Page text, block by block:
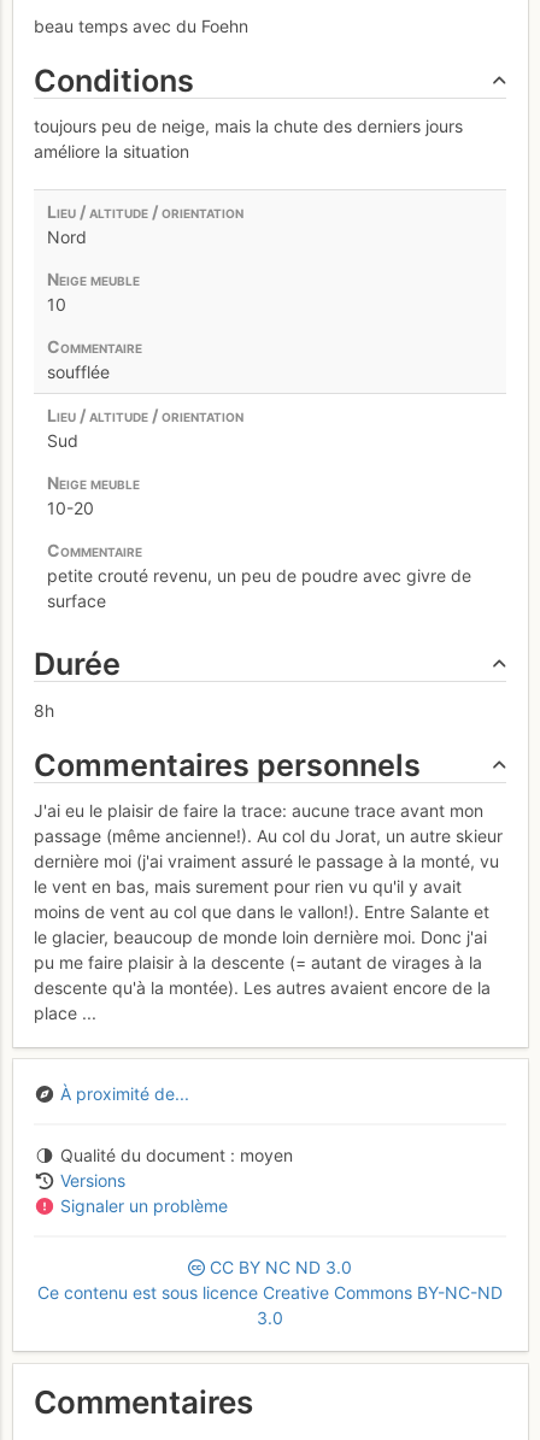
beau temps avec du Foehn
Conditions
toujours peu de neige, mais la chute des derniers jours
améliore la situation
Nord
10
soufflée
Sud
10-20
petite crouté revenu, un peu de poudre avec givre de
surface
Durée
8h
Commentaires personnels
J'ai eu le plaisir de faire la trace: aucune trace avant mon
passage (même ancienne!). Au col du Jorat, un autre skieur
dernière moi (j'ai vraiment assuré le passage à la monté, vu
le vent en bas, mais surement pour rien vu qu'il y avait
moins de vent au col que dans le vallon!). Entre Salante et
le glacier, beaucoup de monde loin dernière moi. Donc j'ai
pu me faire plaisir à la descente (= autant de virages à la
descente qu'à la montée). Les autres avaient encore de la
place ...
À proximité de...
Qualité du document
moyen
Versions
Signaler un problème
CC BY NC ND 3.0
Ce contenu est sous licence Creative Commons BY-NC-ND
3.0
Commentaires